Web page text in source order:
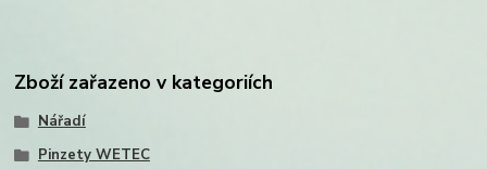
Zboží zařazeno v kategoriích
Nářadí
Pinzety WETEC